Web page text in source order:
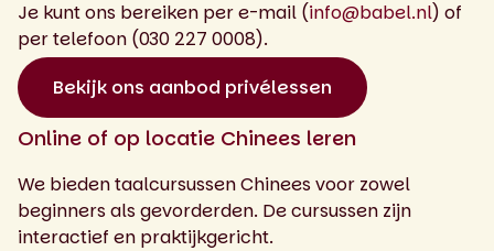
Je kunt ons bereiken per e-mail (info@babel.nl) of
per telefoon (030 227 0008).
Bekijk ons aanbod privélessen
Online of op locatie Chinees leren
We bieden taalcursussen Chinees voor zowel
beginners als gevorderden. De cursussen zijn
interactief en praktijkgericht.